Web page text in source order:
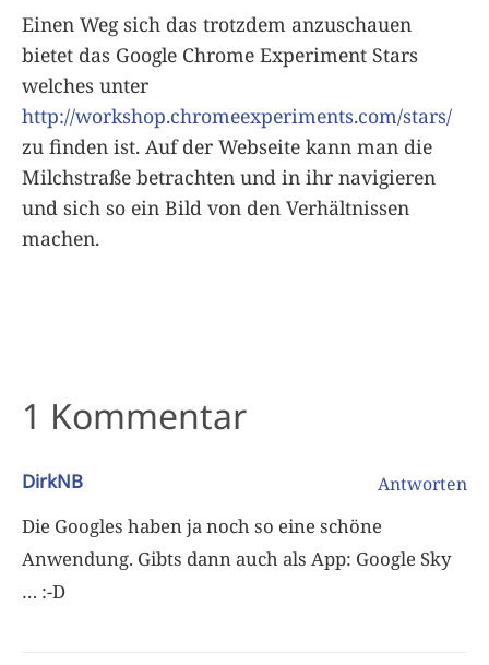
Einen Weg sich das trotzdem anzuschauen
bietet das Google Chrome Experiment Stars
welches unter
http://workshop.chromeexperiments.com/stars/
zu finden ist. Auf der Webseite kann man die
Milchstraße betrachten und in ihr navigieren
und sich so ein Bild von den Verhältnissen
machen.
1 Kommentar
DirkNB Antworten
Die Googles haben ja noch so eine schöne
Anwendung. Gibts dann auch als App: Google Sky
… :-D